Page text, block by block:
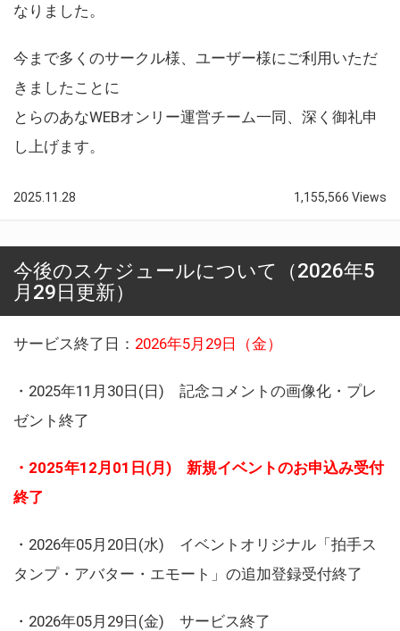
なりました。
今まで多くのサークル様、ユーザー様にご利用いただ
きましたことに
とらのあなWEBオンリー運営チーム一同、深く御礼申
し上げます。
2025.11.28 1,155,566 Views
今後のスケジュールについて（2026年5
月29日更新）
サービス終了日： 2026年5月29日（金）
・2025年11月30日(日) 記念コメントの画像化・プレ
ゼント終了
・2025年12月01日(月) 新規イベントのお申込み受付
終了
・2026年05月20日(水) イベントオリジナル「拍手ス
タンプ・アバター・エモート」の追加登録受付終了
・2026年05月29日(金) サービス終了